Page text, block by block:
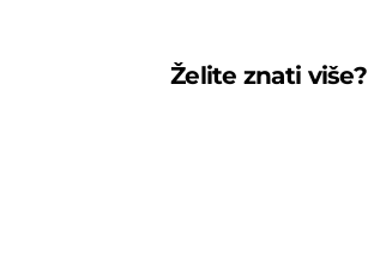
Želite znati više?